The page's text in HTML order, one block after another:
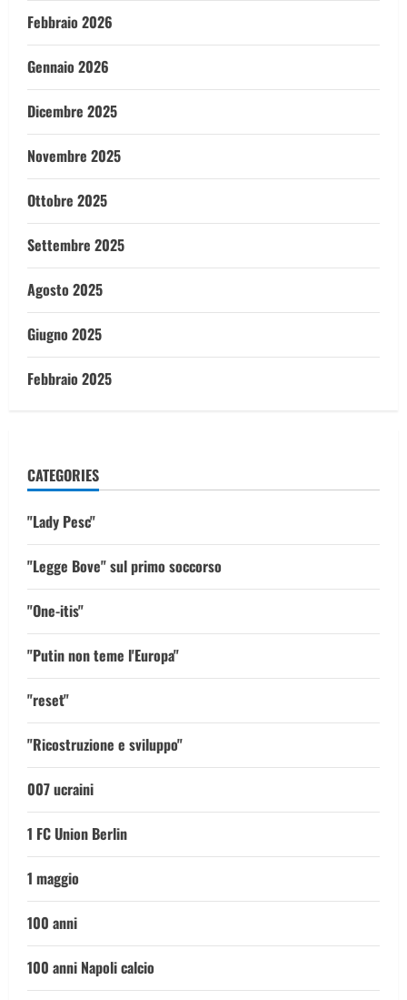
Febbraio 2026
Gennaio 2026
Dicembre 2025
Novembre 2025
Ottobre 2025
Settembre 2025
Agosto 2025
Giugno 2025
Febbraio 2025
CATEGORIES
"Lady Pesc"
"Legge Bove" sul primo soccorso
"One-itis"
"Putin non teme l'Europa"
"reset"
"Ricostruzione e sviluppo"
007 ucraini
1 FC Union Berlin
1 maggio
100 anni
100 anni Napoli calcio